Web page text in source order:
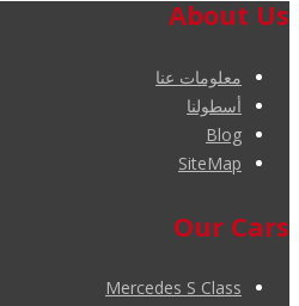
About Us
معلومات عنا
أسطولنا
Blog
SiteMap
Our Cars
Mercedes S Class